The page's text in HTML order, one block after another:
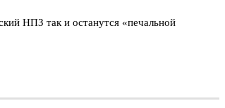
НПЗ так и останутся «печальной